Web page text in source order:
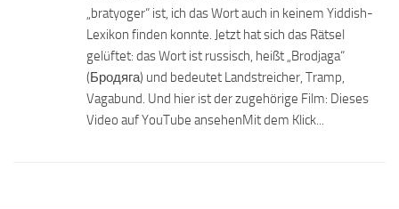
„bratyoger“ ist, ich das Wort auch in keinem Yiddish-
Lexikon finden konnte. Jetzt hat sich das Rätsel
gelüftet: das Wort ist russisch, heißt „Brodjaga“
(Бродяга) und bedeutet Landstreicher, Tramp,
Vagabund. Und hier ist der zugehörige Film: Dieses
Video auf YouTube ansehenMit dem Klick...